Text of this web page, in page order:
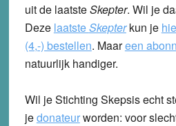
uit de laatsteSkepter. Wil je
Deze laatsteSkepterkun je
(4,-) bestellen. Maareen
natuurlijk handiger.
Wil je Stichting Skepsis echt
jedonateurworden: voor